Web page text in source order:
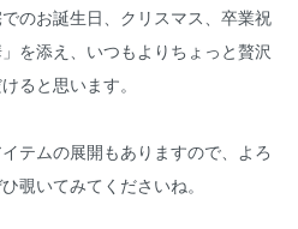
のお誕生日、クリスマス、卒業祝
を添え、いつもよりちょっと贅沢
ると思います。
テムの展開もありますので、よろ
覗いてみてくださいね。